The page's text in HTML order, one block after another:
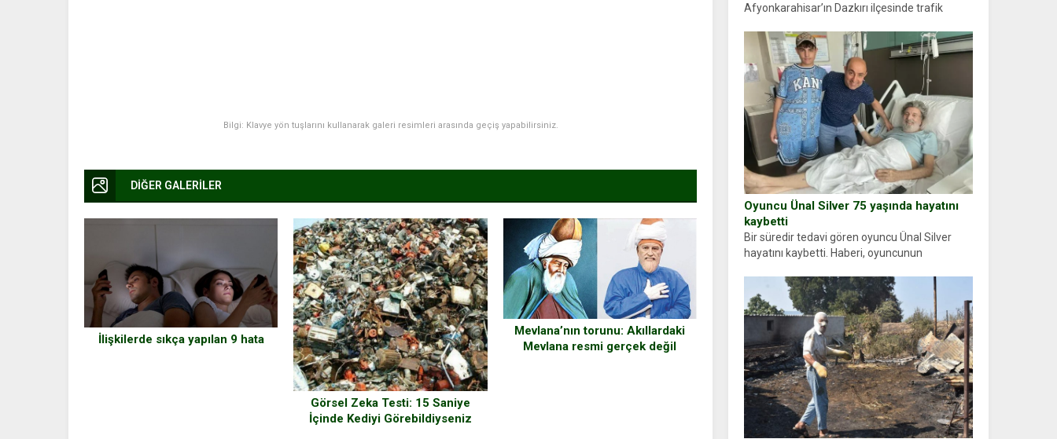
Afyonkarahisar’ın Dazkırı ilçesinde trafik
durdurdukları bir otomobilin sürücüsünden
ehliyet ve ruhsat sorup belgelerini istedi.
Sürücü Abdurrahman Ö.nün verdiği evraklarda
eksik olduğunu...
Oyuncu Ünal Silver 75 yaşında hayatını
kaybetti
Bir süredir tedavi gören oyuncu Ünal Silver
hayatını kaybetti. Haberi, oyuncunun
sosyal medya hesabında “Usta Oyuncumuz ve
çok değerli dostumuz...
Bilgi: Klavye yön tuşlarını kullanarak galeri resimleri arasında geçiş yapabilirsiniz.
DİĞER GALERİLER
İlişkilerde sıkça yapılan 9 hata
Görsel Zeka Testi: 15 Saniye
İçinde Kediyi Görebildiyseniz
Mevlana’nın torunu: Akıllardaki
Mevlana resmi gerçek değil